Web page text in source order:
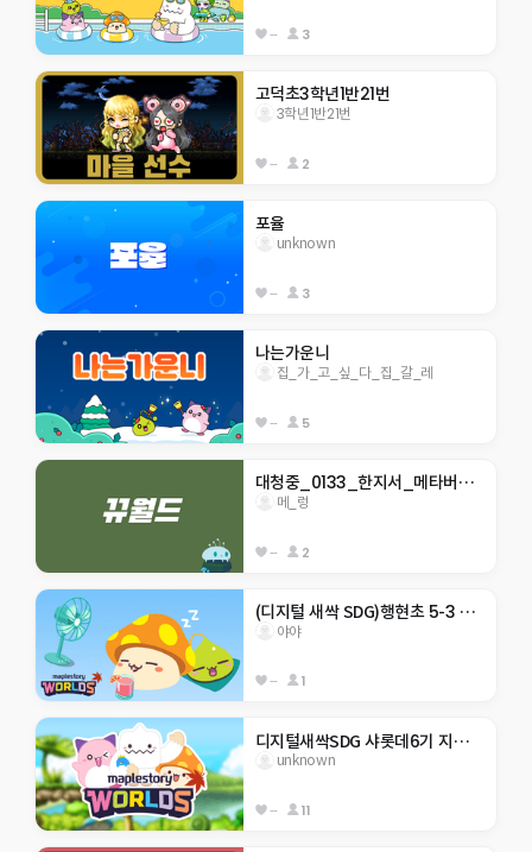
-- 3
고덕초3학년1반21번
3학년1반21번
-- 2
포율
unknown
-- 3
나는가운니
집_가_고_싶_다_집_갈_레
-- 5
대청중_0133_한지서_메타버스 점프맵
메_렁
-- 2
(디지털 새싹 SDG)행현초 5-3 야야 -생태계 보호-
야야
-- 1
디지털새싹SDG 샤롯데6기 지구 구하기
unknown
-- 11